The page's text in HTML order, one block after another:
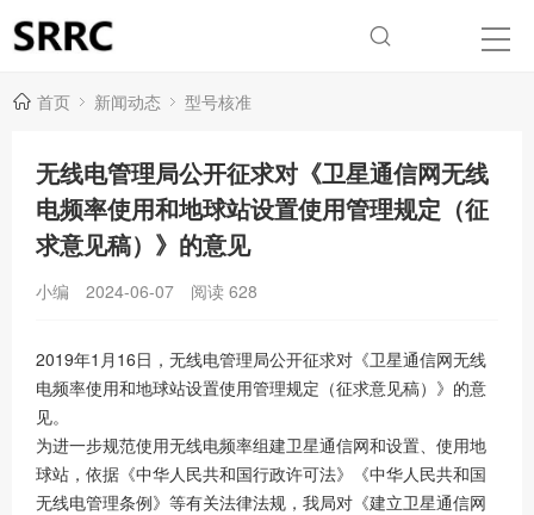
首页 新闻动态 型号核准
无线电管理局公开征求对《卫星通信网无线
电频率使用和地球站设置使用管理规定（征
求意见稿）》的意见
小编 2024-06-07 阅读 628
2019年1月16日，无线电管理局公开征求对《卫星通信网无线
电频率使用和地球站设置使用管理规定（征求意见稿）》的意
见。
为进一步规范使用无线电频率组建卫星通信网和设置、使用地
球站，依据《中华人民共和国行政许可法》《中华人民共和国
无线电管理条例》等有关法律法规，我局对《建立卫星通信网